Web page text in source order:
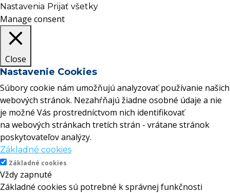
Nastavenia Prijať všetky
Manage consent
Close
Nastavenie Cookies
Súbory cookie nám umožňujú analyzovať používanie našich
webových stránok. Nezahŕňajú žiadne osobné údaje a nie
je možné Vás prostredníctvom nich identifikovať
na webových stránkach tretích strán - vrátane stránok
poskytovateľov analýzy.
Základné cookies
Základné cookies
Vždy zapnuté
Základné cookies sú potrebné k správnej funkčnosti